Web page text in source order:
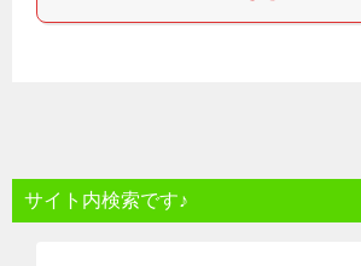
サイト内検索です♪